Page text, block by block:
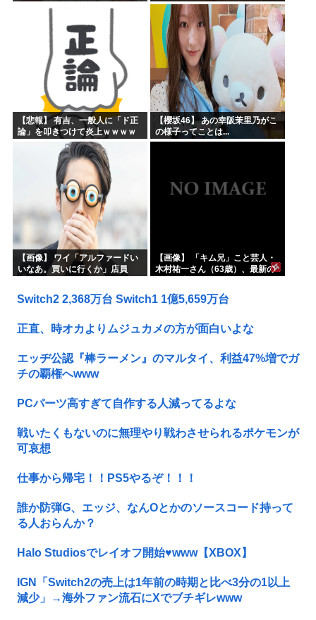
【悲報】 有吉、一般人に「ド正
論」を叩きつけて炎上ｗｗｗｗ
【櫻坂46】 あの幸阪茉里乃がこ
の様子ってことは...
【画像】 ワイ「アルファードい
いなあ。買いに行くか」店員
「金額おかしくね？」←お前ら
もそう思うよな？？？？？
【画像】 「キム兄」こと芸人・
木村祐一さん（63歳）、最新の
が完全に別人だとネット騒然！
「マジで誰かわからん」...
Switch2 2,368万台 Switch1 1億5,659万台
正直、時オカよりムジュカメの方が面白いよな
エッヂ公認『棒ラーメン』のマルタイ、利益47%増でガ
チの覇権へwww
PCパーツ高すぎて自作する人減ってるよな
戦いたくもないのに無理やり戦わさせられるポケモンが
可哀想
仕事から帰宅！！PS5やるぞ！！！
誰か防弾G、エッジ、なんOとかのソースコード持って
る人おらんか？
Halo Studiosでレイオフ開始♥www【XBOX】
IGN「Switch2の売上は1年前の時期と比べ3分の1以上
減少」→海外ファン流石にXでブチギレwww